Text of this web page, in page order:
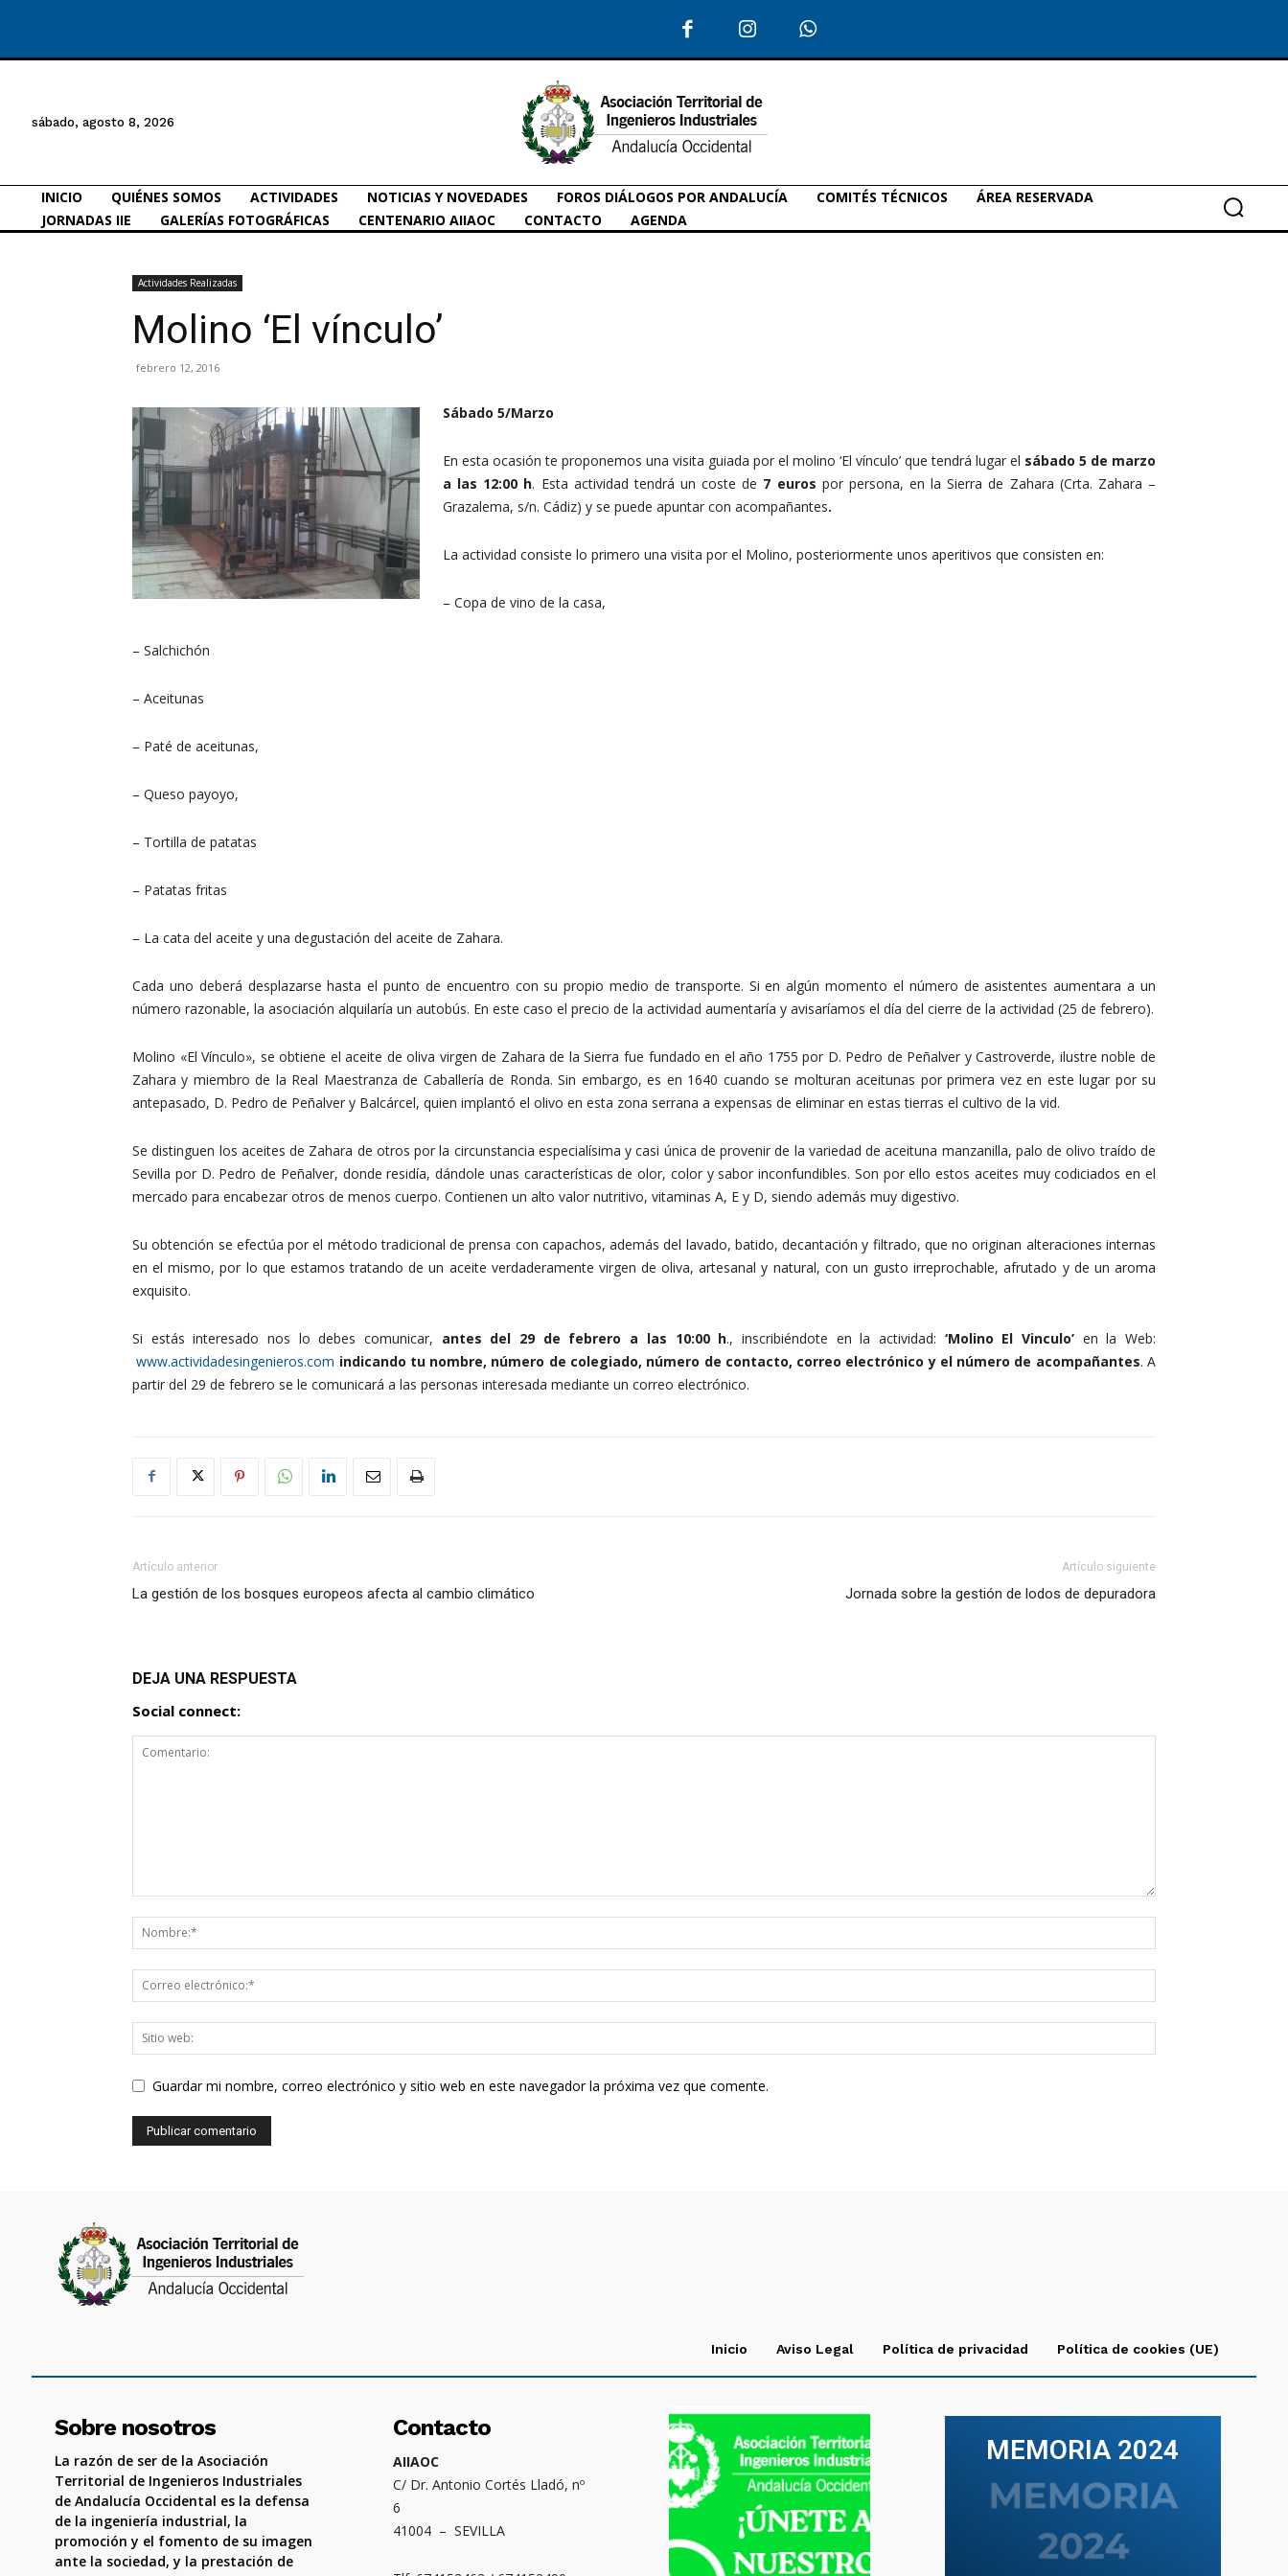
sábado, agosto 8, 2026
INICIO QUIÉNES SOMOS ACTIVIDADES NOTICIAS Y NOVEDADES FOROS DIÁLOGOS POR ANDALUCÍA COMITÉS TÉCNICOS
ÁREA RESERVADA
JORNADAS IIE
GALERÍAS FOTOGRÁFICAS CENTENARIO AIIAOC CONTACTO AGENDA
Actividades Realizadas
Molino ‘El vínculo’
febrero 12, 2016
Sábado 5/Marzo
En esta ocasión te proponemos una visita guiada por el molino ‘El vínculo’ que tendrá lugar el sábado 5 de marzo
a las 12:00 h. Esta actividad tendrá un coste de 7 euros por persona, en la Sierra de Zahara (Crta. Zahara –
Grazalema, s/n. Cádiz) y se puede apuntar con acompañantes.
La actividad consiste lo primero una visita por el Molino, posteriormente unos aperitivos que consisten en:
– Copa de vino de la casa,
– Salchichón
– Aceitunas
– Paté de aceitunas,
– Queso payoyo,
– Tortilla de patatas
– Patatas fritas
– La cata del aceite y una degustación del aceite de Zahara.
Cada uno deberá desplazarse hasta el punto de encuentro con su propio medio de transporte. Si en algún momento el número de asistentes aumentara a un
número razonable, la asociación alquilaría un autobús. En este caso el precio de la actividad aumentaría y avisaríamos el día del cierre de la actividad (25 de febrero).
Molino «El Vínculo», se obtiene el aceite de oliva virgen de Zahara de la Sierra fue fundado en el año 1755 por D. Pedro de Peñalver y Castroverde, ilustre noble de
Zahara y miembro de la Real Maestranza de Caballería de Ronda. Sin embargo, es en 1640 cuando se molturan aceitunas por primera vez en este lugar por su
antepasado, D. Pedro de Peñalver y Balcárcel, quien implantó el olivo en esta zona serrana a expensas de eliminar en estas tierras el cultivo de la vid.
Se distinguen los aceites de Zahara de otros por la circunstancia especialísima y casi única de provenir de la variedad de aceituna manzanilla, palo de olivo traído de
Sevilla por D. Pedro de Peñalver, donde residía, dándole unas características de olor, color y sabor inconfundibles. Son por ello estos aceites muy codiciados en el
mercado para encabezar otros de menos cuerpo. Contienen un alto valor nutritivo, vitaminas A, E y D, siendo además muy digestivo.
Su obtención se efectúa por el método tradicional de prensa con capachos, además del lavado, batido, decantación y filtrado, que no originan alteraciones internas
en el mismo, por lo que estamos tratando de un aceite verdaderamente virgen de oliva, artesanal y natural, con un gusto irreprochable, afrutado y de un aroma
exquisito.
Si estás interesado nos lo debes comunicar, antes del 29 de febrero a las 10:00 h., inscribiéndote en la actividad: ‘Molino El Vinculo’ en la Web:
www.actividadesingenieros.com indicando tu nombre, número de colegiado, número de contacto, correo electrónico y el número de acompañantes. A
partir del 29 de febrero se le comunicará a las personas interesada mediante un correo electrónico.
Artículo anterior
La gestión de los bosques europeos afecta al cambio climático
Artículo siguiente
Jornada sobre la gestión de lodos de depuradora
DEJA UNA RESPUESTA
Social connect:
Guardar mi nombre, correo electrónico y sitio web en este navegador la próxima vez que comente.
Inicio Aviso Legal Política de privacidad Política de cookies (UE)
Sobre nosotros
La razón de ser de la Asociación
Territorial de Ingenieros Industriales
de Andalucía Occidental es la defensa
de la ingeniería industrial, la
promoción y el fomento de su imagen
ante la sociedad, y la prestación de
Contacto
AIIAOC
C/ Dr. Antonio Cortés Lladó, nº
6
41004 – SEVILLA
MEMORIA 2024